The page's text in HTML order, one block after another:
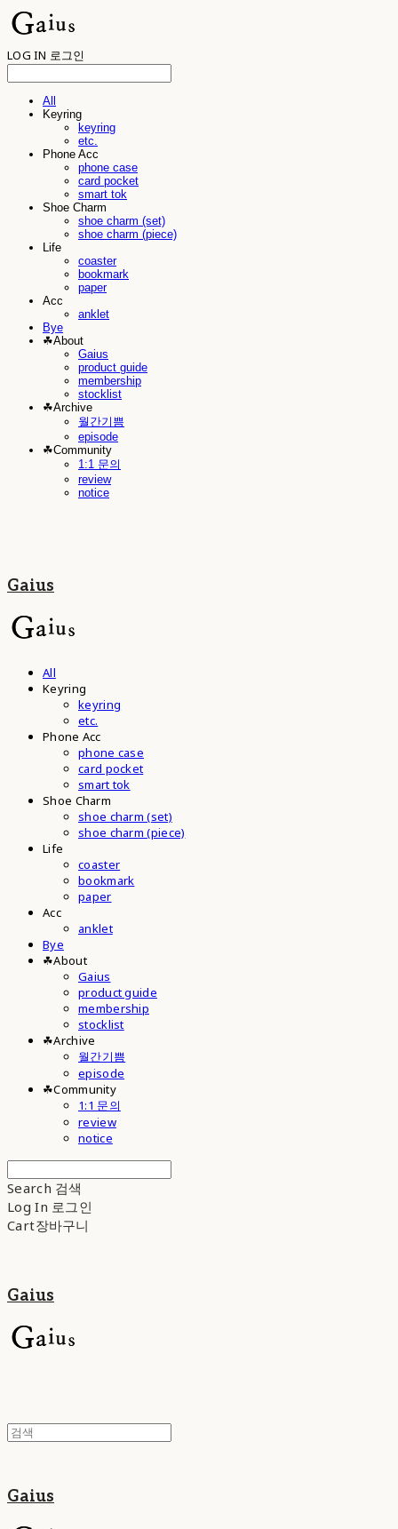
LOG IN 로그인
All
Keyring
keyring
etc.
Phone Acc
phone case
card pocket
smart tok
Shoe Charm
shoe charm (set)
shoe charm (piece)
Life
coaster
bookmark
paper
Acc
anklet
Bye
☘︎About
Gaius
product guide
membership
stocklist
☘︎Archive
월간기쁨
episode
☘︎Community
1:1 문의
review
notice
Gaius
All
Keyring
keyring
etc.
Phone Acc
phone case
card pocket
smart tok
Shoe Charm
shoe charm (set)
shoe charm (piece)
Life
coaster
bookmark
paper
Acc
anklet
Bye
☘︎About
Gaius
product guide
membership
stocklist
☘︎Archive
월간기쁨
episode
☘︎Community
1:1 문의
review
notice
Search 검색
Log In 로그인
Cart장바구니
Gaius
Gaius